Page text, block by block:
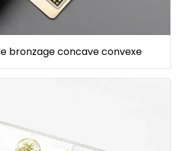
bronzage concave convexe